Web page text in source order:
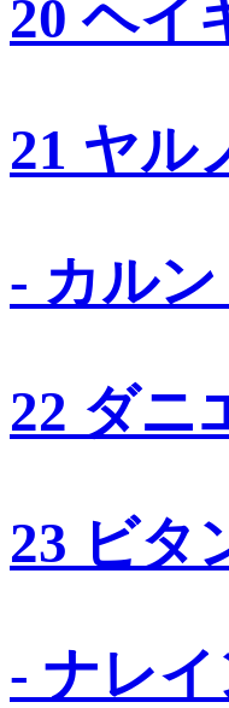
20 ヘイ
21 ヤル
- カル
22 ダニ
23 ビタ
- ナレ